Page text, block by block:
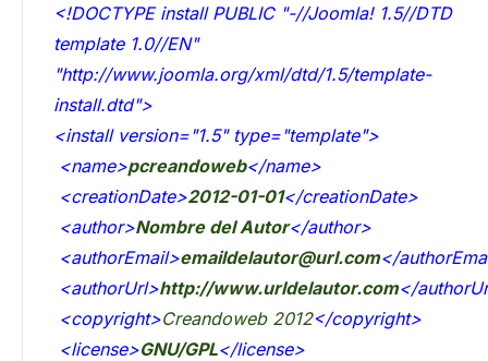
<!DOCTYPE install PUBLIC "-//Joomla! 1.5//DTD
template 1.0//EN"
"http://www.joomla.org/xml/dtd/1.5/template-
install.dtd">
<install version="1.5" type="template">
<name>pcreandoweb</name>
<creationDate>2012-01-01</creationDate>
<author>Nombre del Autor</author>
<authorEmail>emaildelautor@url.com</
<authorUrl>http://www.urldelautor.com</
<copyright>Creandoweb 2012</copyright>
<license>GNU/GPL</license>